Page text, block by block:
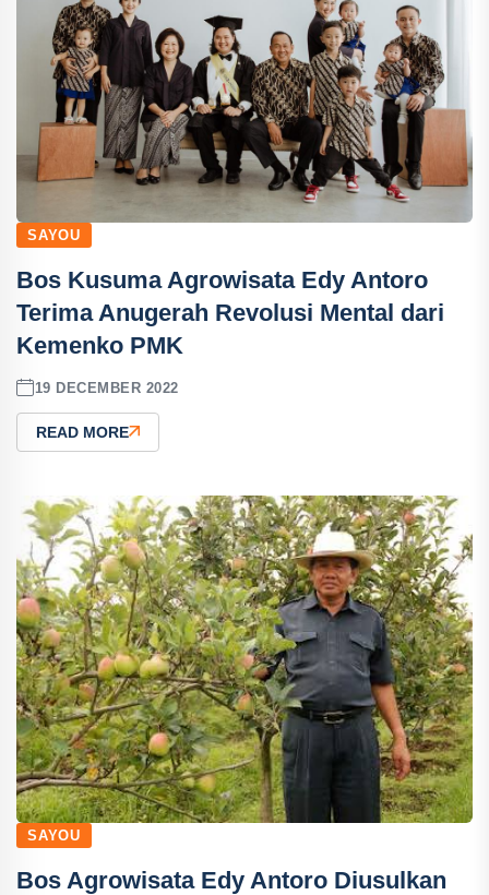
SAYOU
Bos Kusuma Agrowisata Edy Antoro
Terima Anugerah Revolusi Mental dari
Kemenko PMK
19 DECEMBER 2022
READ MORE
SAYOU
Bos Agrowisata Edy Antoro Diusulkan